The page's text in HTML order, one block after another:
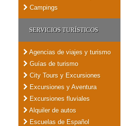
Campings
SERVICIOS TURÍSTICOS
Agencias de viajes y turismo
Guías de turismo
City Tours y Excursiones
Excursiones y Aventura
Excursiones fluviales
Alquiler de autos
Escuelas de Español